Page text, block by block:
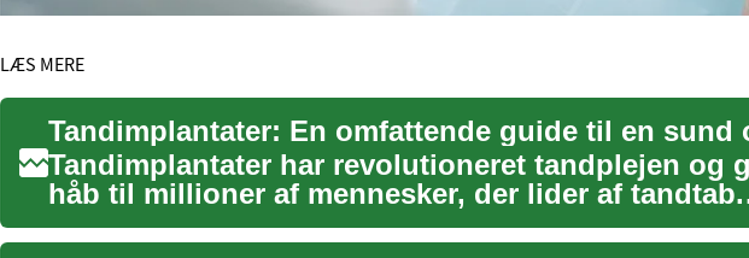
LÆS MERE
Tandimplantater har revolutioneret tandplejen og
håb til millioner af mennesker, der lider af tandtab.
Denne in...